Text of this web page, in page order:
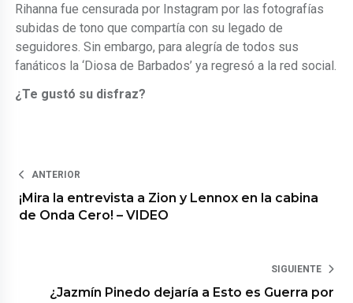
Rihanna fue censurada por Instagram por las fotografías
subidas de tono que compartía con su legado de
seguidores. Sin embargo, para alegría de todos sus
fanáticos la ‘Diosa de Barbados’ ya regresó a la red social.
¿Te gustó su disfraz?
ANTERIOR
¡Mira la entrevista a Zion y Lennox en la cabina
de Onda Cero! – VIDEO
SIGUIENTE
¿Jazmín Pinedo dejaría a Esto es Guerra por